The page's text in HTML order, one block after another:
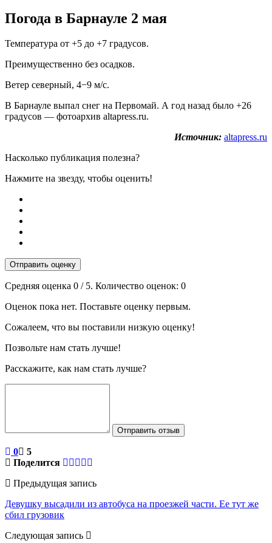
Погода в Барнауле 2 мая
Температура от +5 до +7 градусов.
Преимущественно без осадков.
Ветер северный, 4−9 м/с.
В Барнауле выпал снег на Первомай. А год назад было +26
градусов — фотоархив altapress.ru.
Источник: altapress.ru
Насколько публикация полезна?
Нажмите на звезду, чтобы оценить!
Отправить оценку
Средняя оценка 0 / 5. Количество оценок: 0
Оценок пока нет. Поставьте оценку первым.
Сожалеем, что вы поставили низкую оценку!
Позвольте нам стать лучше!
Расскажите, как нам стать лучше?
Отправить отзыв
0
5
Поделится
Предыдущая запись
Девушку высадили из автобуса на проезжей части. Ее тут же
сбил грузовик
Следующая запись